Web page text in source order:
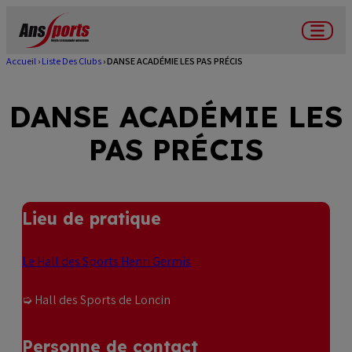
contenu
Menu
d'Ariane
Accueil Liste Des Clubs DANSE ACADÉMIE LES PAS PRÉCIS
DANSE ACADÉMIE LES
PAS PRÉCIS
Lieu de pratique
Le Hall des Sports Henri Germis
➭ Hall des Sports de Loncin
Personne de contact